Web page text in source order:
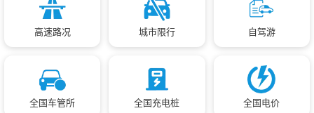
高速路况 城市限行 自驾游
全国车管所 全国充电桩 全国电价